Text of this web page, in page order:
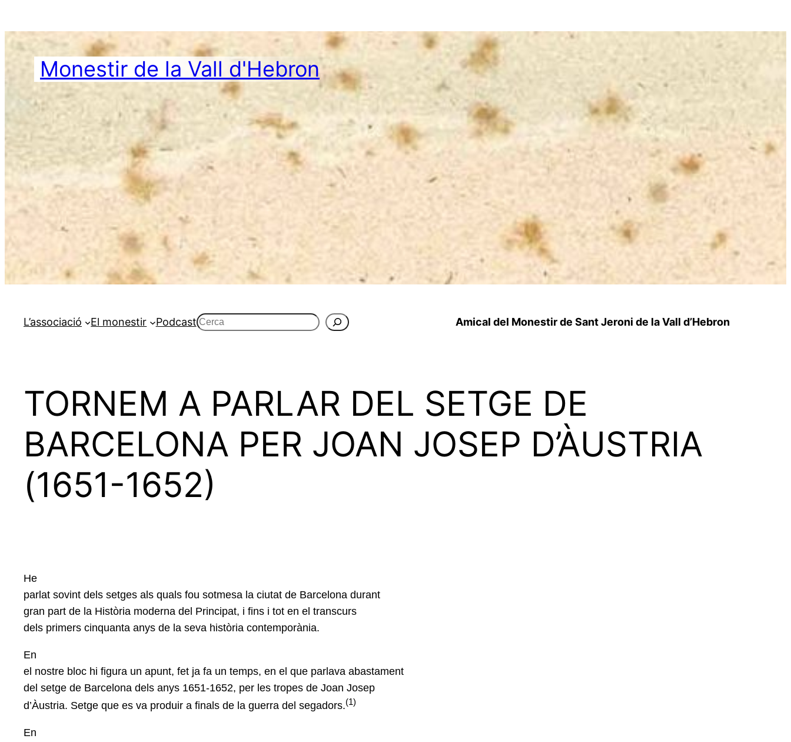
al
contingut
Monestir de la Vall d'Hebron
L’associació El monestir PodcastCerca Amical del Monestir de Sant Jeroni de la Vall d’Hebron
TORNEM A PARLAR DEL SETGE DE
BARCELONA PER JOAN JOSEP D’ÀUSTRIA
(1651-1652)
He
parlat sovint dels setges als quals fou sotmesa la ciutat de Barcelona durant
gran part de la Història moderna del Principat, i fins i tot en el transcurs
dels primers cinquanta anys de la seva història contemporània.
En
el nostre bloc hi figura un apunt, fet ja fa un temps, en el que parlava abastament
del setge de Barcelona dels anys 1651-1652, per les tropes de Joan Josep
d’Àustria. Setge que es va produir a finals de la guerra del segadors.(1)
En